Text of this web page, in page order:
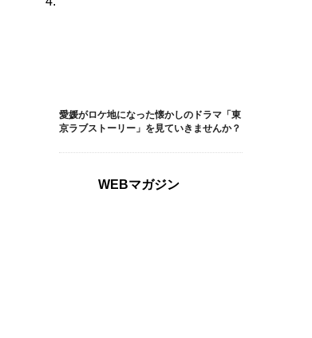
愛媛がロケ地になった懐かしのドラマ「東
京ラブストーリー」を見ていきませんか？
WEBマガジン